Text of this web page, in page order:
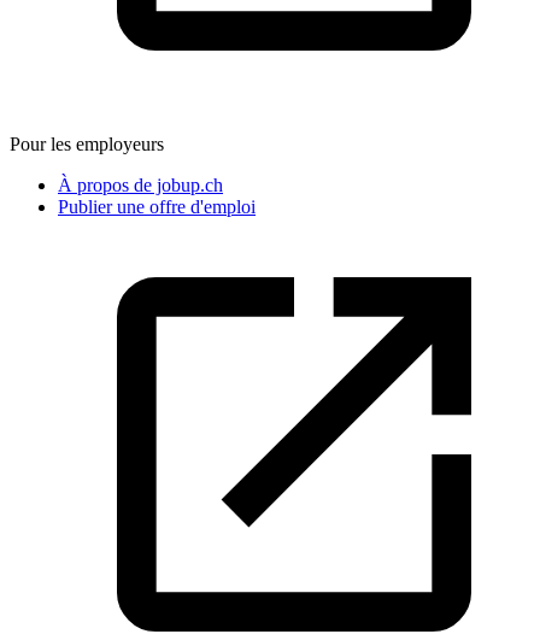
Pour les employeurs
À propos de jobup.ch
Publier une offre d'emploi